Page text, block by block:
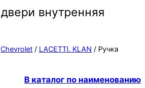
внутренняя
Chevrolet / LACETTI. KLAN / Ручка
В каталог по наименованию